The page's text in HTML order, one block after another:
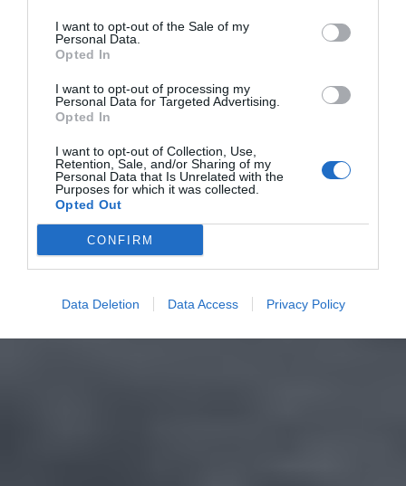
I want to opt-out of the Sale of my
Personal Data.
Opted In
I want to opt-out of processing my
Personal Data for Targeted Advertising.
Opted In
I want to opt-out of Collection, Use,
Retention, Sale, and/or Sharing of my
Personal Data that Is Unrelated with the
Purposes for which it was collected.
Opted Out
CONFIRM
Data Deletion Data Access Privacy Policy